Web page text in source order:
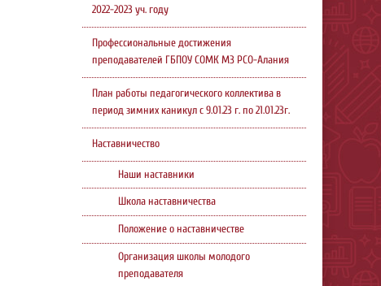
2022-2023 уч. году
Профессиональные достижения
преподавателей ГБПОУ СОМК МЗ РСО-Алания
План работы педагогического коллектива в
период зимних каникул с 9.01.23 г. по 21.01.23г.
Наставничество
Наши наставники
Школа наставничества
Положение о наставничестве
Организация школы молодого
преподавателя